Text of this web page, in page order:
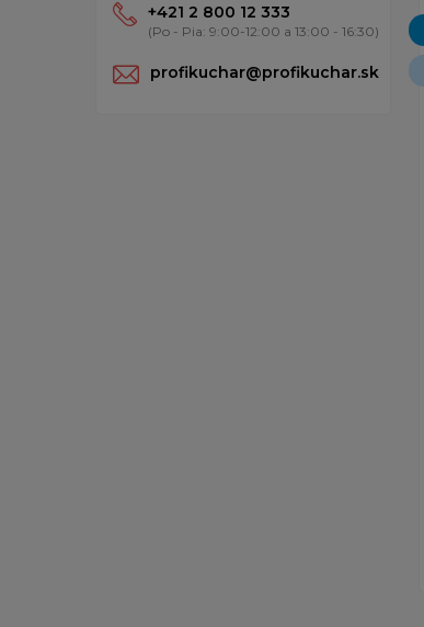
+421 2 800 12 333
(Po - Pia: 9:00-12:00 a 13:00 - 16:30)
profikuchar@profikuchar.sk